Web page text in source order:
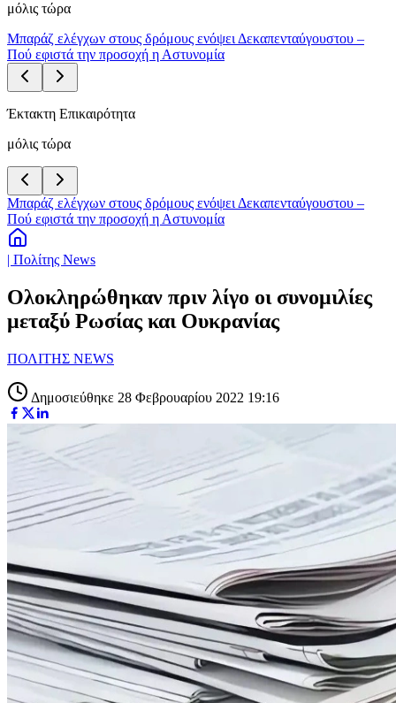
μόλις τώρα
Μπαράζ ελέγχων στους δρόμους ενόψει Δεκαπενταύγουστου –
Πού εφιστά την προσοχή η Αστυνομία
Έκτακτη Επικαιρότητα
μόλις τώρα
Μπαράζ ελέγχων στους δρόμους ενόψει Δεκαπενταύγουστου –
Πού εφιστά την προσοχή η Αστυνομία
| Πολίτης News
Ολοκληρώθηκαν πριν λίγο οι συνομιλίες
μεταξύ Ρωσίας και Ουκρανίας
ΠΟΛΙΤΗΣ NEWS
Δημοσιεύθηκε 28 Φεβρουαρίου 2022 19:16